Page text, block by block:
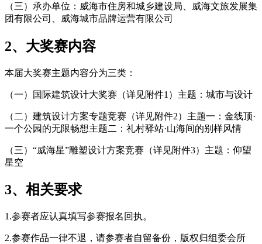
（三）承办单位：威海市住房和城乡建设局、威海文旅发展集
团有限公司、威海城市品牌运营有限公司
2、 大奖赛内容
本届大奖赛主题内容分为三类：
（一）国际建筑设计大奖赛（详见附件1）主题：城市与设计
（二）建筑设计方案专题竞赛（详见附件2）主题一：金线顶·
一个公园的无限畅想主题二：礼村驿站·山海间的别样风情
（三）“威海星”雕塑设计方案竞赛（详见附件3）主题：仰望
星空
3、 相关要求
1.参赛者应认真填写参赛报名回执。
2.参赛作品一律不退，请参赛者自留备份，版权归组委会所